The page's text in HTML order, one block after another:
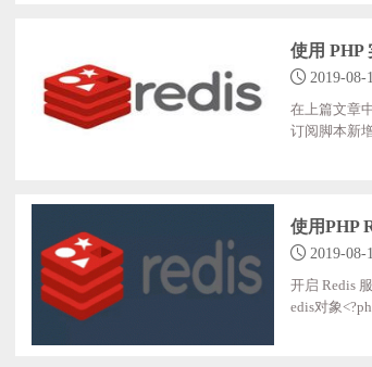
使用 PHP
2019-08-
在上篇文章
订阅脚本新
使用PHP
2019-08-
开启 Redis
edis对象